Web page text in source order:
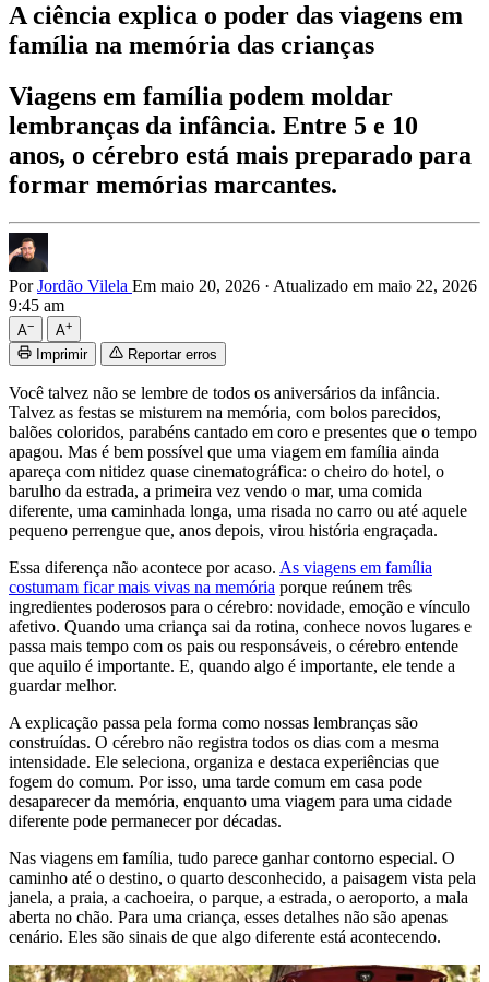
A ciência explica o poder das viagens em
família na memória das crianças
Viagens em família podem moldar
lembranças da infância. Entre 5 e 10
anos, o cérebro está mais preparado para
formar memórias marcantes.
PorJordão Vilela Em maio 20, 2026 · Atualizado em maio 22, 2026
9:45 am
A− A+
Imprimir Reportar erros
Você talvez não se lembre de todos os aniversários da infância.
Talvez as festas se misturem na memória, com bolos parecidos,
balões coloridos, parabéns cantado em coro e presentes que o tempo
apagou. Mas é bem possível que uma viagem em família ainda
apareça com nitidez quase cinematográfica: o cheiro do hotel, o
barulho da estrada, a primeira vez vendo o mar, uma comida
diferente, uma caminhada longa, uma risada no carro ou até aquele
pequeno perrengue que, anos depois, virou história engraçada.
Essa diferença não acontece por acaso. As viagens em família
costumam ficar mais vivas na memória porque reúnem três
ingredientes poderosos para o cérebro: novidade, emoção e vínculo
afetivo. Quando uma criança sai da rotina, conhece novos lugares e
passa mais tempo com os pais ou responsáveis, o cérebro entende
que aquilo é importante. E, quando algo é importante, ele tende a
guardar melhor.
A explicação passa pela forma como nossas lembranças são
construídas. O cérebro não registra todos os dias com a mesma
intensidade. Ele seleciona, organiza e destaca experiências que
fogem do comum. Por isso, uma tarde comum em casa pode
desaparecer da memória, enquanto uma viagem para uma cidade
diferente pode permanecer por décadas.
Nas viagens em família, tudo parece ganhar contorno especial. O
caminho até o destino, o quarto desconhecido, a paisagem vista pela
janela, a praia, a cachoeira, o parque, a estrada, o aeroporto, a mala
aberta no chão. Para uma criança, esses detalhes não são apenas
cenário. Eles são sinais de que algo diferente está acontecendo.